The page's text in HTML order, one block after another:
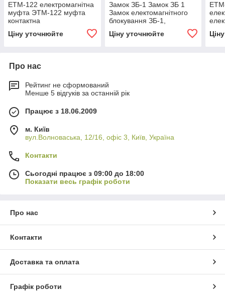
ЕТМ-122 електромагнітна
муфта ЭТМ-122 муфта
контактна
Ціну уточнюйте
Замок ЗБ-1 Замок ЗБ 1
Замок електомагнітного
блокування ЗБ-1,
блокування ЗБ1, ЗБ-1 У3
Ціну уточнюйте
Про нас
Рейтинг не сформований
Менше 5 відгуків за останній рік
Працює з 18.06.2009
м. Київ
вул.Волноваська, 12/16, офіс 3, Київ, Україна
Контакти
Сьогодні працює з 09:00 до 18:00
Показати весь графік роботи
Про нас
Контакти
Доставка та оплата
Графік роботи